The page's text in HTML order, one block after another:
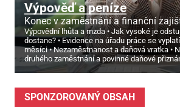
Výpověď a peníze
Konec v zaměstnání a finanční
Výpovědní lhůta a mzda
Jak vysoké je
dostane?
Evidence na úřadu práce se
měsíci
Nezaměstnanost a daňová vratka
druhého zaměstnání a povinné daňové
SPONZOROVANÝ OBSAH